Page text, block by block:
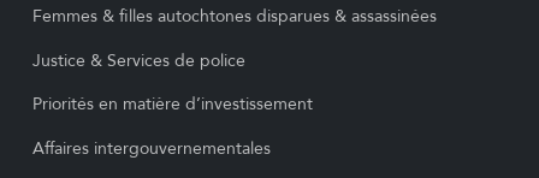
Femmes & filles autochtones disparues & assassinées
Justice & Services de police
Priorités en matière d’investissement
Affaires intergouvernementales